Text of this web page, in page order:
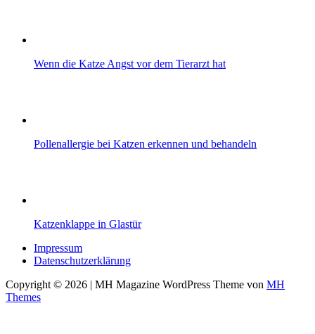
Wenn die Katze Angst vor dem Tierarzt hat
Pollenallergie bei Katzen erkennen und behandeln
Katzenklappe in Glastür
Impressum
Datenschutzerklärung
Copyright © 2026 | MH Magazine WordPress Theme von MH
Themes